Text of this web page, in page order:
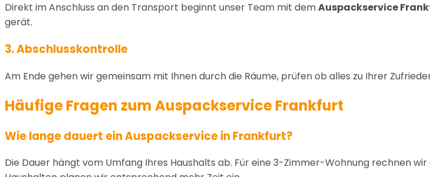
Direkt im Anschluss an den Transport beginnt unser Team mit demAuspackservice
gerät.
3. Abschlusskontrolle
Am Ende gehen wir gemeinsam mit Ihnen durch die Räume, prüfen ob alles zu Ihrer
Häufige Fragen zum Auspackservice Frankfurt
Wie lange dauert ein Auspackservice in Frankfurt?
Die Dauer hängt vom Umfang Ihres Haushalts ab. Für eine 3-Zimmer-Wohnung rechnen